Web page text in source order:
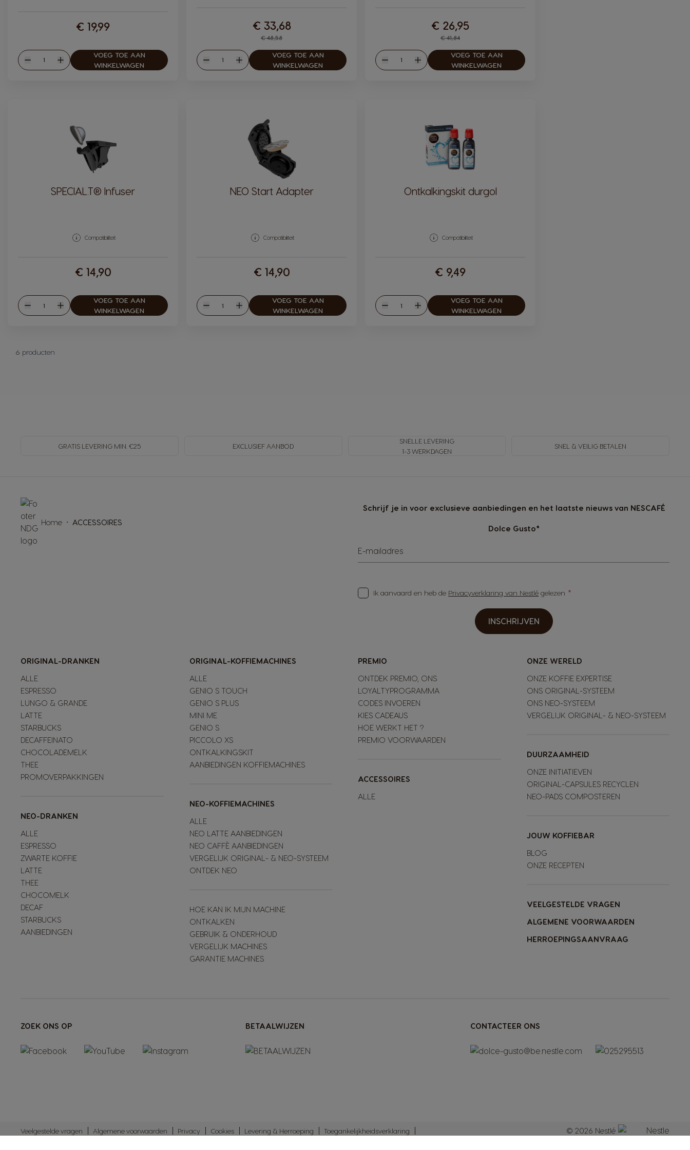
€ 19,99
Verlagen
Hoeveelheid
Verhogen
VOEG TOE AAN
WINKELWAGEN
Regular Price
€ 48,58
€ 33,68
Verlagen
Hoeveelheid
Verhogen
VOEG TOE AAN
WINKELWAGEN
Regular Price
€ 41,84
€ 26,95
Verlagen
Hoeveelheid
Verhogen
VOEG TOE AAN
WINKELWAGEN
SPECIAL.T® Infuser
Compatibiliteit
€ 14,90
Verlagen
Hoeveelheid
Verhogen
VOEG TOE AAN
WINKELWAGEN
NEO Start Adapter
Compatibiliteit
€ 14,90
Verlagen
Hoeveelheid
Verhogen
VOEG TOE AAN
WINKELWAGEN
Ontkalkingskit durgol
Compatibiliteit
€ 9,49
Verlagen
Hoeveelheid
Verhogen
VOEG TOE AAN
WINKELWAGEN
6 producten
GRATIS LEVERING MIN. €25 EXCLUSIEF AANBOD
SNELLE LEVERING
1-3 WERKDAGEN
SNEL & VEILIG BETALEN
Schrijf je in voor exclusieve aanbiedingen en het laatste nieuws van NESCAFÉ
Dolce Gusto*
E-mailadres
Ik aanvaard en heb de Privacyverklaring van Nestlé gelezen
INSCHRIJVEN
Home ACCESSOIRES
ORIGINAL-DRANKEN
ALLE
ESPRESSO
LUNGO & GRANDE
LATTE
STARBUCKS
DECAFFEINATO
CHOCOLADEMELK
THEE
PROMOVERPAKKINGEN
NEO-DRANKEN
ALLE
ESPRESSO
ZWARTE KOFFIE
LATTE
THEE
CHOCOMELK
DECAF
STARBUCKS
AANBIEDINGEN
ORIGINAL-KOFFIEMACHINES
ALLE
GENIO S TOUCH
GENIO S PLUS
MINI ME
GENIO S
PICCOLO XS
ONTKALKINGSKIT
AANBIEDINGEN KOFFIEMACHINES
NEO-KOFFIEMACHINES
ALLE
NEO LATTE AANBIEDINGEN
NEO CAFFÈ AANBIEDINGEN
VERGELIJK ORIGINAL- & NEO-SYSTEEM
ONTDEK NEO
HOE KAN IK MIJN MACHINE
ONTKALKEN
GEBRUIK & ONDERHOUD
VERGELIJK MACHINES
GARANTIE MACHINES
PREMIO
ONTDEK PREMIO, ONS
LOYALTYPROGRAMMA
CODES INVOEREN
KIES CADEAUS
HOE WERKT HET ?
PREMIO VOORWAARDEN
ACCESSOIRES
ALLE
ONZE WERELD
ONZE KOFFIE EXPERTISE
ONS ORIGINAL-SYSTEEM
ONS NEO-SYSTEEM
VERGELIJK ORIGINAL- & NEO-SYSTEEM
DUURZAAMHEID
ONZE INITIATIEVEN
ORIGINAL-CAPSULES RECYCLEN
NEO-PADS COMPOSTEREN
JOUW KOFFIEBAR
BLOG
ONZE RECEPTEN
VEELGESTELDE VRAGEN
ALGEMENE VOORWAARDEN
HERROEPINGSAANVRAAG
ZOEK ONS OP BETAALWIJZEN CONTACTEER ONS
Veelgestelde vragen Algemene voorwaarden Privacy Cookies Levering & Herroeping
Toegankelijkheidsverklaring
© 2026 Nestlé